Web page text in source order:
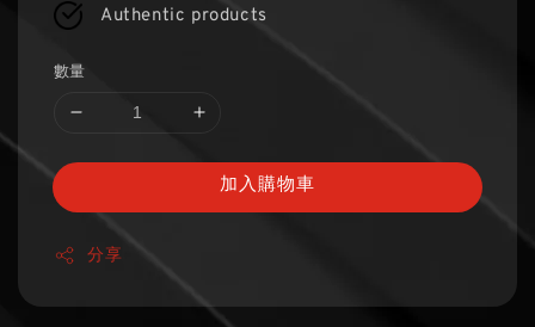
Authentic products
數量
加入購物車
分享